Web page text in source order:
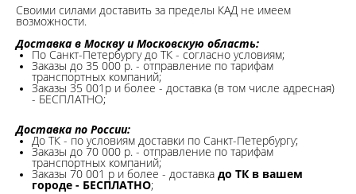
Своими силами доставить за пределы КАД не имеем
возможности.​
Доставка в Москву и Московскую область:
По Санкт-Петербургу до ТК - согласно условиям;
Заказы до 35 000 р. - отправление по тарифам
транспортных компаний;
Заказы 35 001р и более - доставка (в том числе адресная)
- БЕСПЛАТНО;
Доставка по России:
До ТК - по условиям доставки по Санкт-Петербургу;
Заказы до 70 000 р. - отправление по тарифам
транспортных компаний;
Заказы 70 001 р и более - доставка до ТК в вашем
городе - БЕСПЛАТНО;